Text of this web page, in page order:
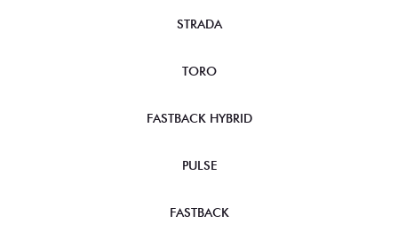
STRADA
TORO
FASTBACK HYBRID
PULSE
FASTBACK